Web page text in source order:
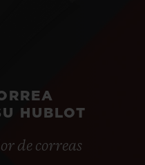
HUBLOT
de correas